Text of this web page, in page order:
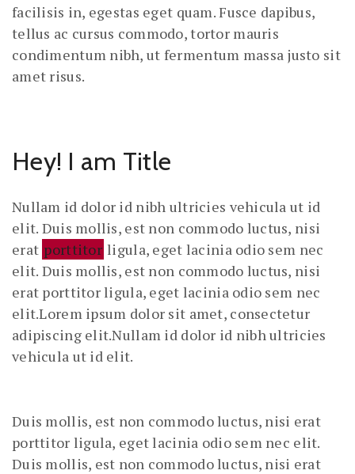
facilisis in, egestas eget quam. Fusce dapibus,
tellus ac cursus commodo, tortor mauris
condimentum nibh, ut fermentum massa justo sit
amet risus.
Hey! I am Title
Nullam id dolor id nibh ultricies vehicula ut id
elit. Duis mollis, est non commodo luctus, nisi
erat porttitor ligula, eget lacinia odio sem nec
elit. Duis mollis, est non commodo luctus, nisi
erat porttitor ligula, eget lacinia odio sem nec
elit.Lorem ipsum dolor sit amet, consectetur
adipiscing elit.Nullam id dolor id nibh ultricies
vehicula ut id elit.
Duis mollis, est non commodo luctus, nisi erat
porttitor ligula, eget lacinia odio sem nec elit.
Duis mollis, est non commodo luctus, nisi erat